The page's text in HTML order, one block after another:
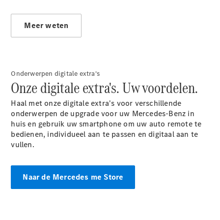
Benz Store
SUV
Alle SUVs
EQA
Elektrisch
EQE
SUV
Elektrisch
EQS
SUV
Maybach
EQS SUV
GLA
Meer weten
Onderwerpen digitale extra's
Onze digitale extra's. Uw voordelen.
Haal met onze digitale extra's voor verschillende
onderwerpen de upgrade voor uw Mercedes-Benz in
huis en gebruik uw smartphone om uw auto remote te
bedienen, individueel aan te passen en digitaal aan te
vullen.
Naar de Mercedes me Store